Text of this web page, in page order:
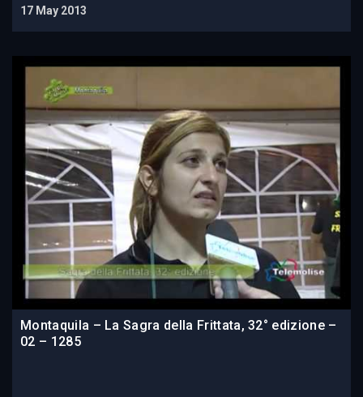
17 May 2013
Montaquila – La Sagra della Frittata, 32° edizione –
02 – 1285